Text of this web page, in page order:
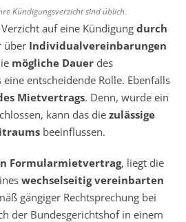
Kündigungsverzicht sind üblich.
auf eine Kündigung durch
über Individualvereinbarungen
mögliche Dauer des
entscheidende Rolle. Ebenfalls
Mietvertrags. Denn, wurde ein
kann das die zulässige
beeinflussen.
Formularmietvertrag, liegt die
wechselseitig vereinbarten
gängiger Rechtsprechung bei
der Bundesgerichtshof in einem